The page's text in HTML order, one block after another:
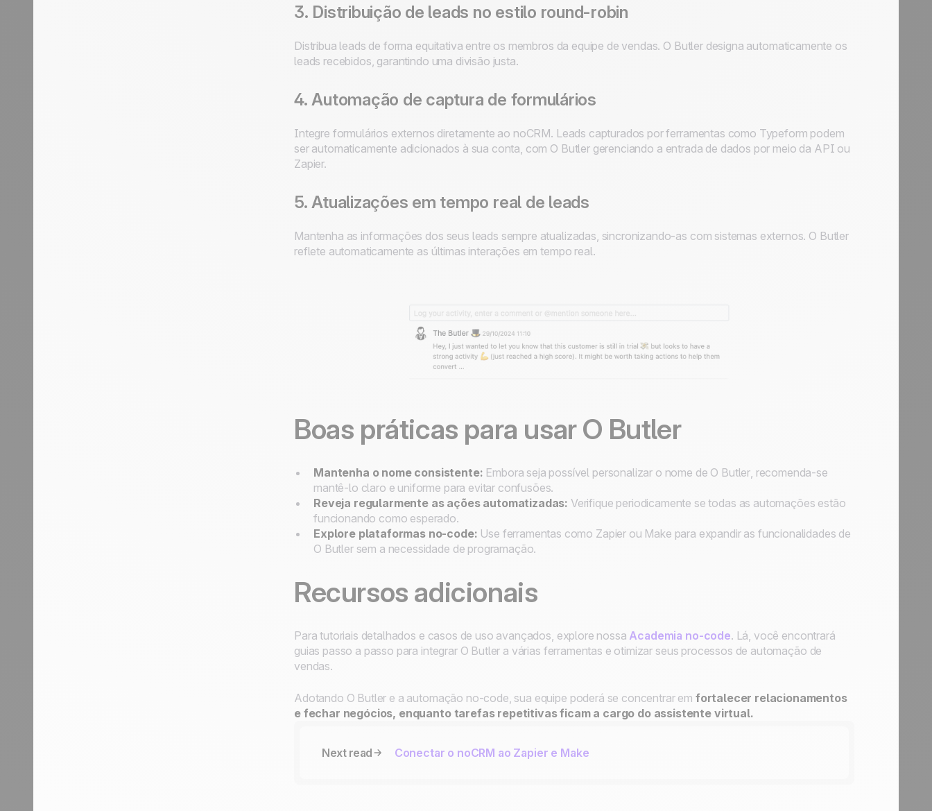
3. Distribuição de leads no estilo round-robin
Distribua leads de forma equitativa entre os membros da equipe de vendas. O Butlerdesigna automaticamente os
leads recebidos, garantindo uma divisão justa.
4. Automação de captura de formulários
Integre formulários externos diretamente ao noCRM. Leads capturados por ferramentas como Typeform podem
ser automaticamente adicionados à sua conta, com O Butlergerenciando a entrada de dados por meio da API ou
Zapier.
5. Atualizações em tempo real de leads
Mantenha as informações dos seus leads sempre atualizadas, sincronizando-as com sistemas externos. O Butler
reflete automaticamente as últimas interações em tempo real.
Boas práticas para usarO Butler
Mantenha o nome consistente: Embora seja possível personalizar o nome de O Butler, recomenda-se
mantê-lo claro e uniforme para evitar confusões.
Reveja regularmente as ações automatizadas: Verifique periodicamente se todas as automações estão
funcionando como esperado.
Explore plataformas no-code: Use ferramentas como Zapier ou Make para expandir as funcionalidades de
O Butlersem a necessidade de programação.
Recursos adicionais
Para tutoriais detalhados e casos de uso avançados, explore nossa Academia no-code. Lá, você encontrará
guias passo a passo para integrar O Butler a várias ferramentas e otimizar seus processos de automação de
vendas.
Adotando O Butler e a automação no-code, sua equipe poderá se concentrar em fortalecer relacionamentos
e fechar negócios, enquanto tarefas repetitivas ficam a cargo do assistente virtual.
Next read Conectar o noCRM ao Zapier e Make